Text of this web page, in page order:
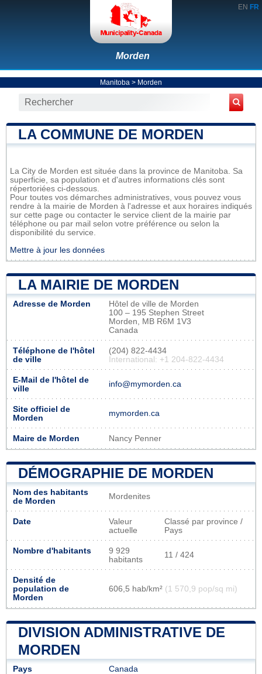
EN FR
Morden
Manitoba > Morden
LA COMMUNE DE MORDEN
La City de Morden est située dans la province de Manitoba. Sa
superficie, sa population et d'autres informations clés sont
répertoriées ci-dessous.
Pour toutes vos démarches administratives, vous pouvez vous
rendre à la mairie de Morden à l'adresse et aux horaires indiqués
sur cette page ou contacter le service client de la mairie par
téléphone ou par mail selon votre préférence ou selon la
disponibilité du service.
Mettre à jour les données
LA MAIRIE DE MORDEN
Adresse de Morden
Hôtel de ville de Morden
100 – 195 Stephen Street
Morden, MB R6M 1V3
Canada
Téléphone de l'hôtel
de ville
(204) 822-4434
International: +1 204-822-4434
E-Mail de l'hôtel de
ville
info@mymorden.ca
Site officiel de
Morden
mymorden.ca
Maire de Morden Nancy Penner
DÉMOGRAPHIE DE MORDEN
Nom des habitants
de Morden
Mordenites
Date
Valeur
actuelle
Classé par province /
Pays
Nombre d'habitants
9 929
habitants
11 / 424
Densité de
population de
Morden
606,5 hab/km² (1 570,9 pop/sq mi)
DIVISION ADMINISTRATIVE DE
MORDEN
Pays Canada